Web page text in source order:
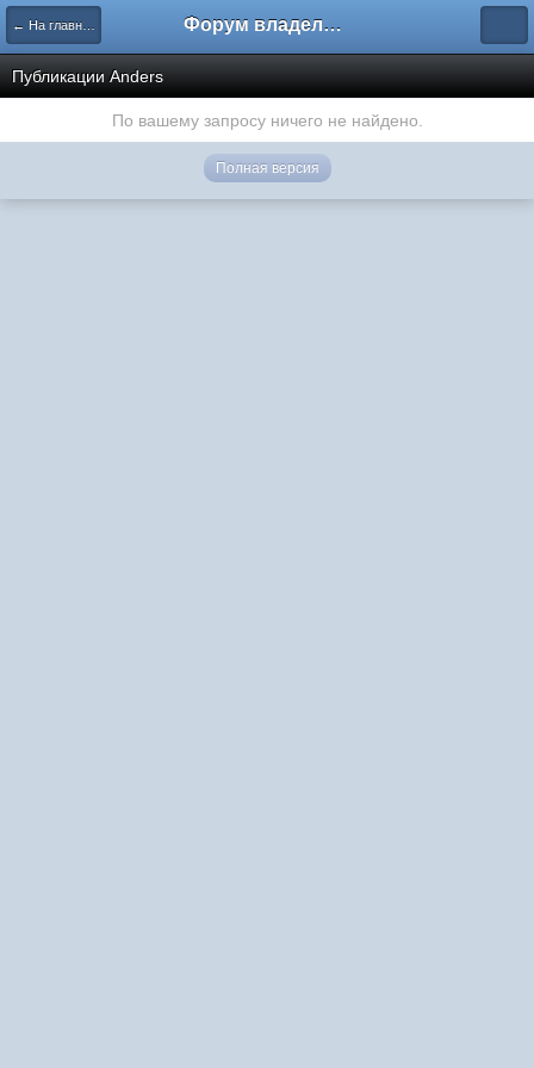
← На главную Форум владельцев интернет-магазинов
Публикации Anders
По вашему запросу ничего не найдено.
Полная версия